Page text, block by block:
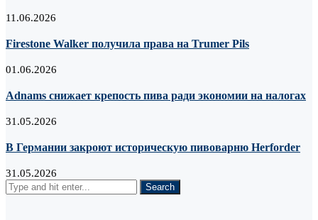
11.06.2026
Firestone Walker получила права на Trumer Pils
01.06.2026
Adnams снижает крепость пива ради экономии на налогах
31.05.2026
В Германии закроют историческую пивоварню Herforder
31.05.2026